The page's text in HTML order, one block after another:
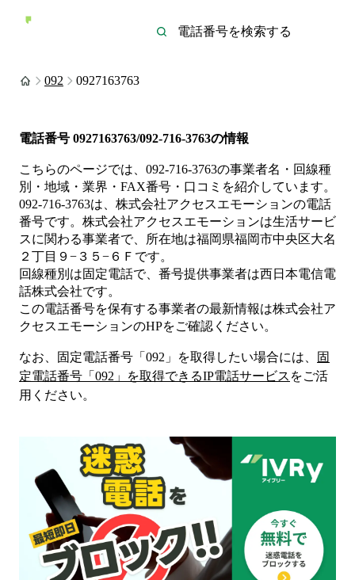
092 0927163763
電話番号 0927163763/092-716-3763の情報
こちらのページでは、 092-716-3763の事業者名・回線種
別・地域・業界・FAX番号・口コミを紹介しています。
092-716-3763は、 株式会社アクセスエモーションの電話
番号です。 株式会社アクセスエモーションは生活サービ
スに関わる事業者で、所在地は福岡県福岡市中央区大名
２丁目９−３５−６Ｆ です。
回線種別は固定電話で、番号提供事業者は西日本電信電
話株式会社です。
この電話番号を保有する事業者の最新情報は株式会社ア
クセスエモーションのHPをご確認ください。
なお、固定電話番号「 092 」を取得したい場合には、
固
定電話番号「 092 」を取得できるIP電話サービス をご活
用ください。